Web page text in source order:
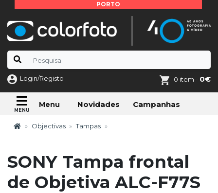
PORTO
Login/Registo 0 item - 0€
Menu Novidades Campanhas
Objectivas Tampas
SONY Tampa frontal
de Objetiva ALC-F77S